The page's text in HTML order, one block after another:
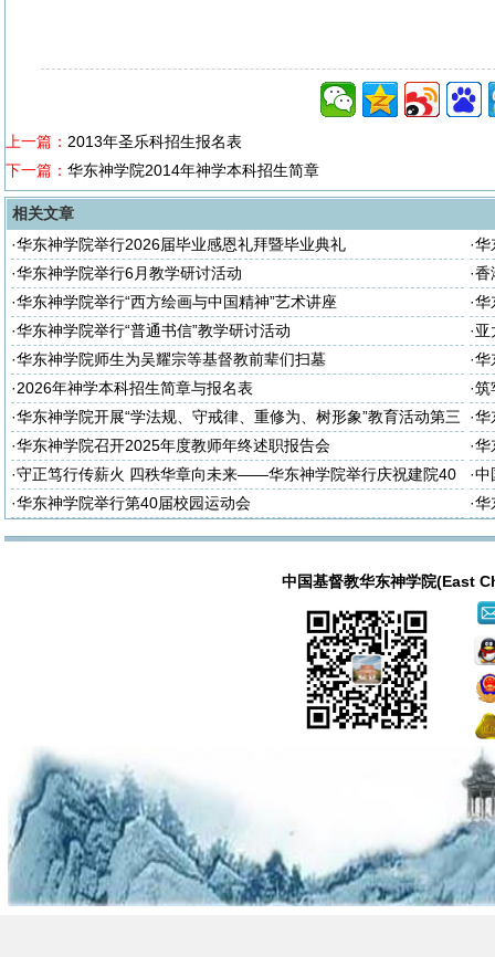
上一篇： 2013年圣乐科招生报名表
下一篇： 华东神学院2014年神学本科招生简章
相关文章
·华东神学院举行2026届毕业感恩礼拜暨毕业典礼 ·华
座
·华东神学院举行6月教学研讨活动 ·香
·华东神学院举行“西方绘画与中国精神”艺术讲座 ·华
·华东神学院举行“普通书信”教学研讨活动 ·亚
·华东神学院师生为吴耀宗等基督教前辈们扫墓 ·华
·2026年神学本科招生简章与报名表 ·筑
诈
·华东神学院开展“学法规、守戒律、重修为、树形象”教育活动第三
次集体学习
·华
次
·华东神学院召开2025年度教师年终述职报告会 ·华
大
·守正笃行传薪火 四秩华章向未来——华东神学院举行庆祝建院40
周年暨神学教育中国化研讨会
·中
·华东神学院举行第40届校园运动会 ·华
中国基督教华东神学院(East